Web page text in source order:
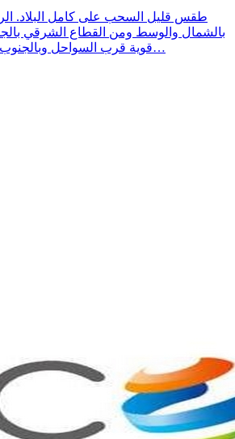
طقس قليل السحب على كامل البلاد.
بالشمال والوسط ومن القطاع الشرقي
قوية قرب السواحل وبالجنوب مع دواوير رملية محلية…